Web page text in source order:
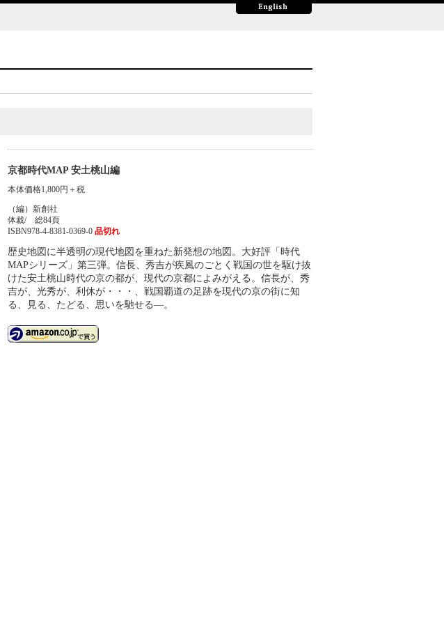
京都時代MAP 安土桃山編
本体価格1,800円＋税
（編）新創社
体裁/ 総84頁
ISBN978-4-8381-0369-0 品切れ
歴史地図に半透明の現代地図を重ねた新発想の地図。大好評「時代
MAPシリーズ」第三弾。信長、秀吉が疾風のごとく戦国の世を駆け抜
けた安土桃山時代の京の都が、現代の京都によみがえる。信長が、秀
吉が、光秀が、利休が・・・、戦国覇道の足跡を現代の京の街に知
る、見る、たどる、思いを馳せる―。